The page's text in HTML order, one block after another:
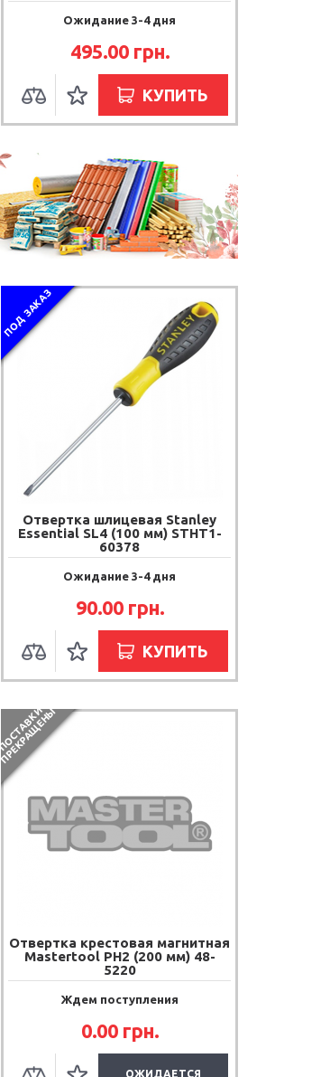
Ожидание 3-4 дня
495.00грн.
КУПИТЬ
ПОД ЗАКАЗ
Отвертка шлицевая Stanley
Essential SL4 (100 мм) STHT1-
60378
Ожидание 3-4 дня
90.00грн.
КУПИТЬ
П
О
С
Т
А
В
К
И
П
Р
Е
К
Р
А
Щ
Е
Н
Ы
Отвертка крестовая магнитная
Mastertool PH2 (200 мм) 48-
5220
Ждем поступления
0.00грн.
ОЖИДАЕТСЯ